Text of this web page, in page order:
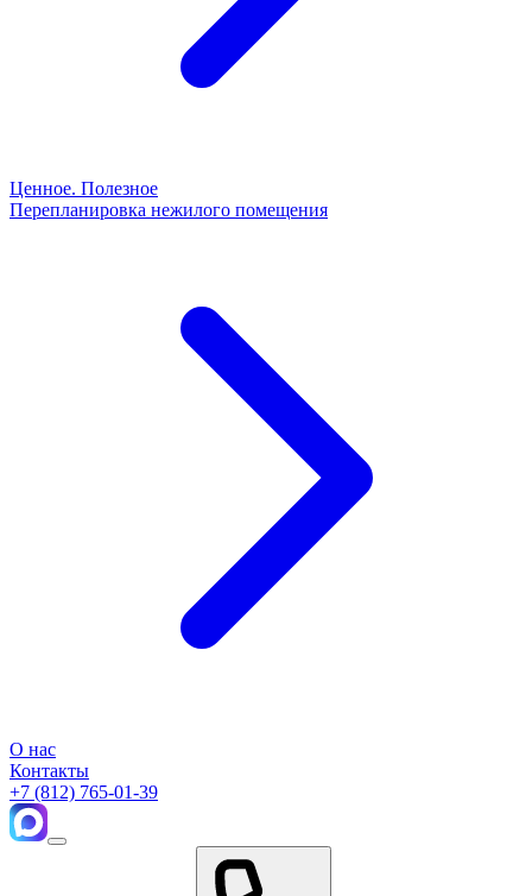
Ценное. Полезное
Перепланировка нежилого помещения
О нас
Контакты
+7 (812) 765-01-39